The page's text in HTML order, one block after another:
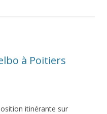
à Poitiers
itinérante sur